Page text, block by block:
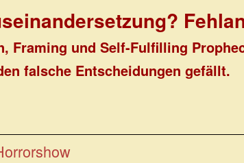
Framing und Self-Fulfilling
falsche Entscheidungen gefällt.